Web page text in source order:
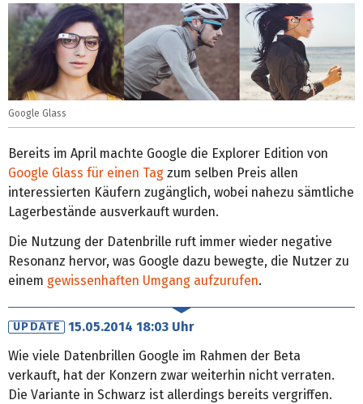
Google Glass
Bereits im April machte Google die Explorer Edition von
Google Glass für einen Tag zum selben Preis allen
interessierten Käufern zugänglich, wobei nahezu sämtliche
Lagerbestände ausverkauft wurden.
Die Nutzung der Datenbrille ruft immer wieder negative
Resonanz hervor, was Google dazu bewegte, die Nutzer zu
einem gewissenhaften Umgang aufzurufen.
UPDATE
15.05.2014 18:03 Uhr
Wie viele Datenbrillen Google im Rahmen der Beta
verkauft, hat der Konzern zwar weiterhin nicht verraten.
Die Variante in Schwarz ist allerdings bereits vergriffen.